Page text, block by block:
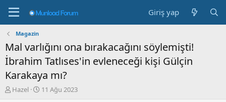
Giriş yap
Magazin
Mal varlığını ona bırakacağını söylemişti!
İbrahim Tatlıses'in evleneceği kişi Gülçin
Karakaya mı?
K
Hazel
B11 Ağu 2023